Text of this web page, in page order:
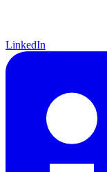
LinkedIn